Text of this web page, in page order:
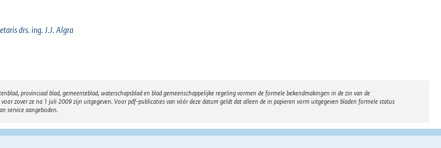
drs. ing. J.J. Algra
provinciaal blad, gemeenteblad, waterschapsblad en blad gemeenschappelijke regeling vormen de formele bekendmakingen in de zin van de
zover ze na 1 juli 2009 zijn uitgegeven. Voor pdf-publicaties van vóór deze datum geldt dat alleen de in papieren vorm uitgegeven bladen formele status
service aangeboden.